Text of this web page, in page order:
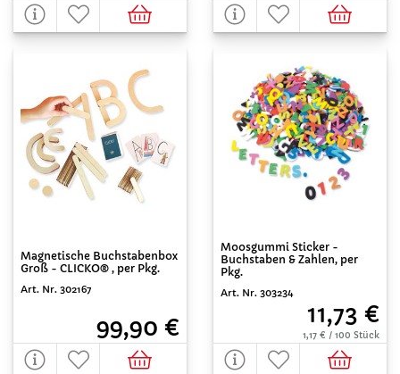
Magnetische Buchstabenbox
Groß - CLICKO® , per Pkg.
Art. Nr. 302167
99,90 €
Moosgummi Sticker -
Buchstaben & Zahlen, per
Pkg.
Art. Nr. 303234
11,73 €
1,17 € / 100 Stück